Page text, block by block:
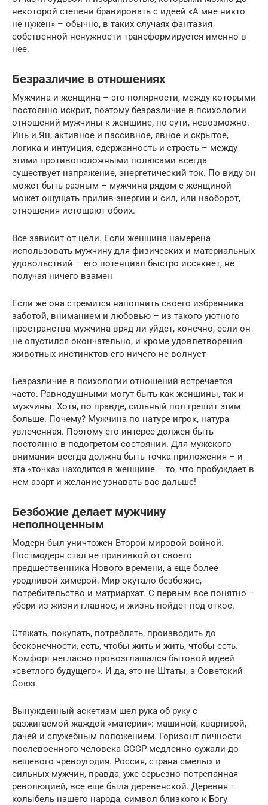
некоторой степени бравировать с идеей «А мне никто
не нужен» – обычно, в таких случаях фантазия
собственной ненужности трансформируется именно в
нее.
Безразличие в отношениях
Мужчина и женщина – это полярности, между которыми
постоянно искрит, поэтому безразличие в психологии
отношений мужчины к женщине, по сути, невозможно.
Инь и Ян, активное и пассивное, явное и скрытое,
логика и интуиция, сдержанность и страсть – между
этими противоположными полюсами всегда
существует напряжение, энергетический ток. По виду он
может быть разным – мужчина рядом с женщиной
может ощущать прилив энергии и сил, или наоборот,
отношения истощают обоих.
Все зависит от цели. Если женщина намерена
использовать мужчину для физических и материальных
удовольствий – его потенциал быстро иссякнет, не
получая ничего взамен
Если же она стремится наполнить своего избранника
заботой, вниманием и любовью – из такого уютного
пространства мужчина вряд ли уйдет, конечно, если он
не опустился окончательно, и кроме удовлетворения
животных инстинктов его ничего не волнует
Безразличие в психологии отношений встречается
часто. Равнодушными могут быть как женщины, так и
мужчины. Хотя, по правде, сильный пол грешит этим
больше. Почему? Мужчина по натуре игрок, натура
увлеченная. Поэтому его интерес должен быть
постоянно в подогретом состоянии. Для мужского
внимания всегда должна быть точка приложения – и
эта «точка» находится в женщине – то, что пробуждает в
нем азарт и желание узнавать вас дальше!
Безбожие делает мужчину
неполноценным
Модерн был уничтожен Второй мировой войной.
Постмодерн стал не прививкой от своего
предшественника Нового времени, а еще более
уродливой химерой. Мир окутало безбожие,
потребительство и матриархат. С первым все понятно –
убери из жизни главное, и жизнь пойдет под откос.
Стяжать, покупать, потреблять, производить до
бесконечности, есть, чтобы жить и жить, чтобы есть.
Комфорт негласно провозглашался бытовой идеей
«светлого будущего». И да, это не Штаты, а Советский
Союз.
Вынужденный аскетизм шел рука об руку с
разжигаемой жаждой «материи»: машиной, квартирой,
дачей и служебным положением. Горизонт личности
послевоенного человека СССР медленно сужали до
вещевого чревоугодия. Россия, страна смелых и
сильных мужчин, правда, уже серьезно потрепанная
революцией, все еще была деревенской. Деревня –
колыбель нашего народа, символ близкого к Богу